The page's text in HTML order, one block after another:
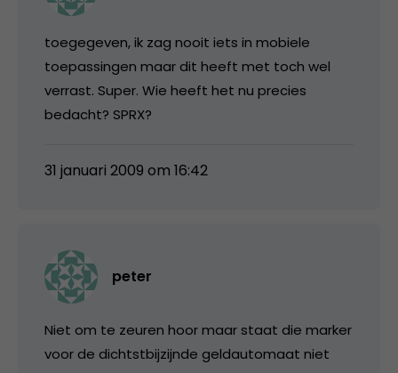
toegegeven, ik zag nooit iets in mobiele
toepassingen maar dit heeft met toch wel
verrast. Super. Wie heeft het nu precies
bedacht? SPRX?
31 januari 2009 om 16:42
peter
Niet om te zeuren hoor maar staat die marker
voor de dichtstbijzijnde geldautomaat niet